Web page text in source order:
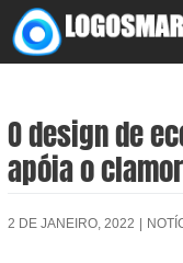
Skip
to
O design de
apóia o
2 DE JANEIRO, 2022